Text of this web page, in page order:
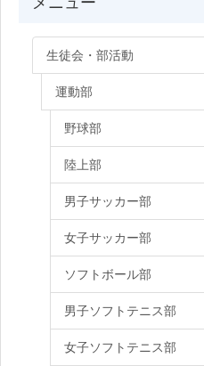
生徒会・部活動
運動部
野球部
陸上部
男子サッカー部
女子サッカー部
ソフトボール部
男子ソフトテニス部
女子ソフトテニス部